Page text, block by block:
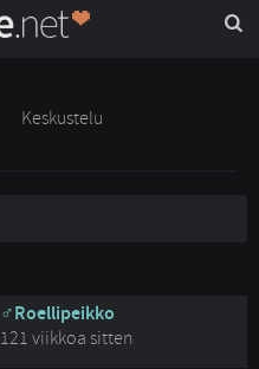
Keskustelu
Roellipeikko
121 viikkoa sitten